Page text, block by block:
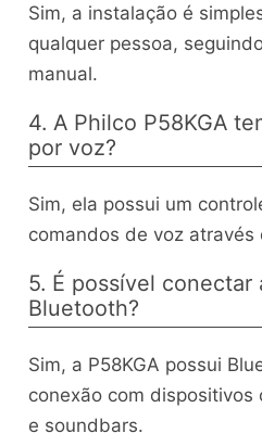
Sim, a instalação é
qualquer pessoa,
manual.
4. A Philco P58KGA
por voz?
Sim, ela possui um
comandos de voz
5. É possível conectar
Bluetooth?
Sim, a P58KGA possui
conexão com dispositivos
e soundbars.